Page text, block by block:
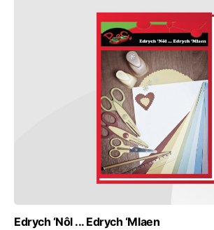
Edrych ‘Nôl ... Edrych ‘Mlaen